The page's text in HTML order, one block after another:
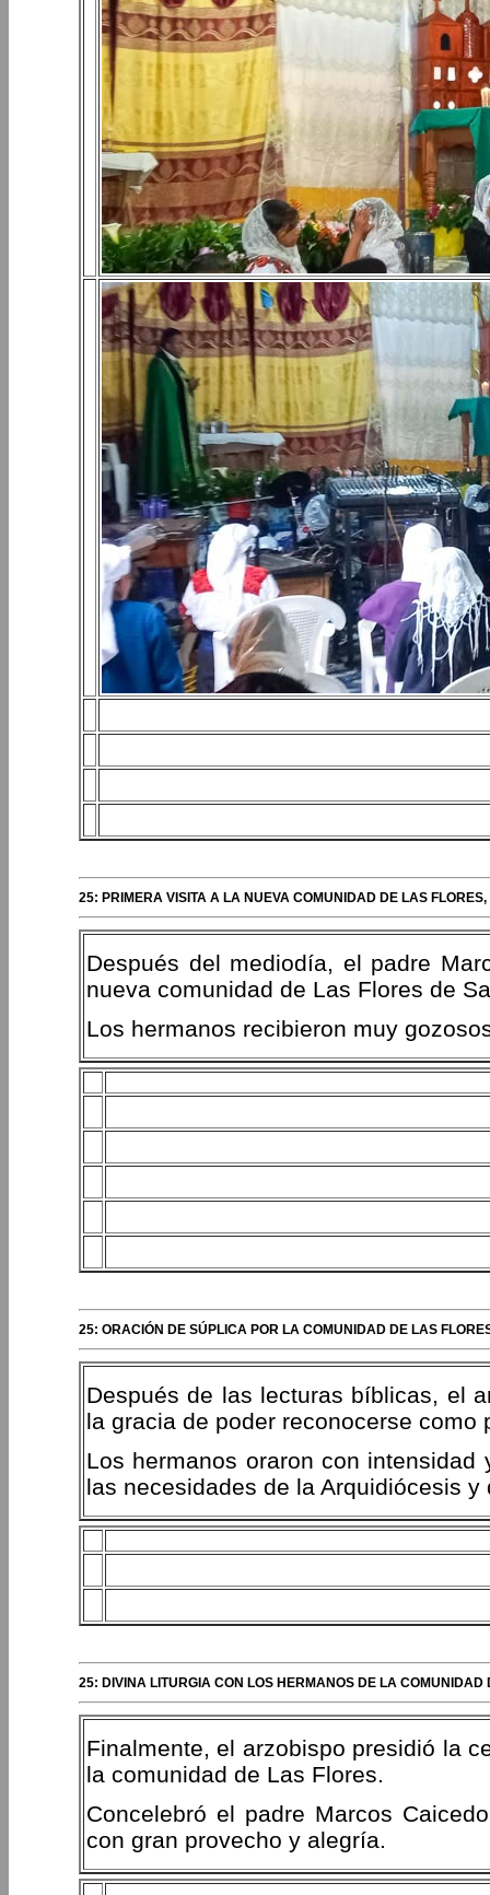
25: PRIMERA VISITA A LA NUEVA COMUNIDAD DE LAS
Después del mediodía, el padre
nueva comunidad de Las Flores de
Los hermanos recibieron muy
25: ORACIÓN DE SÚPLICA POR LA COMUNIDAD DE LAS
Después de las lecturas bíblicas, el
la gracia de poder reconocerse
Los hermanos oraron con
las necesidades de la Arquidiócesis
25: DIVINA LITURGIA CON LOS HERMANOS DE LA COMUNIDAD
Finalmente, el arzobispo presidió la
la comunidad de Las Flores.
Concelebró el padre Marcos
con gran provecho y alegría.